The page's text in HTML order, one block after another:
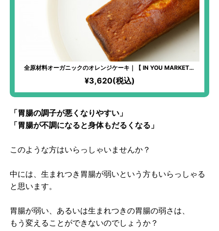
全原材料オーガニックのオレンジケーキ｜【 IN YOU MARKET限
定】化学物質過敏症の方も安心して食べられるケーキ！全原材料有
機！オレンジならではの爽やかな味わいが楽しめる！
¥3,620(税込)
「胃腸の調子が悪くなりやすい」
「胃腸が不調になると身体もだるくなる」
このような方はいらっしゃいませんか？
中には、生まれつき胃腸が弱いという方もいらっしゃる
と思います。
胃腸が弱い、あるいは生まれつきの胃腸の弱さは、
もう変えることができないのでしょうか？